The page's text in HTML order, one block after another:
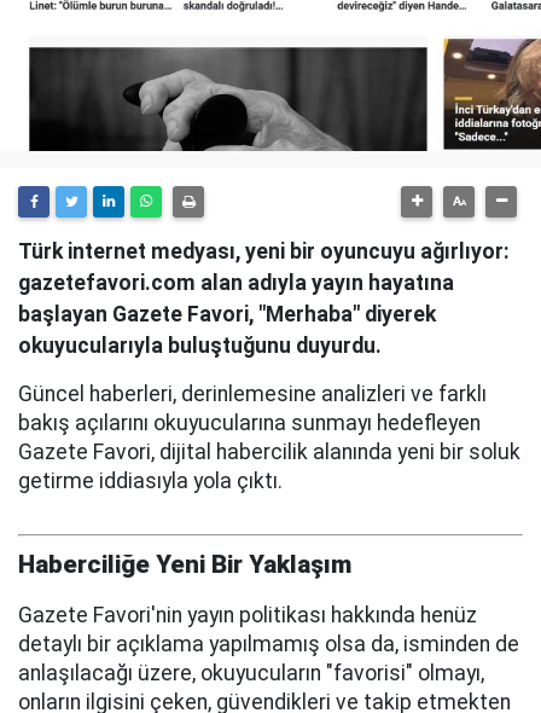
Türk internet medyası, yeni bir oyuncuyu ağırlıyor:
gazetefavori.com alan adıyla yayın hayatına
başlayan Gazete Favori, "Merhaba" diyerek
okuyucularıyla buluştuğunu duyurdu.
Güncel haberleri, derinlemesine analizleri ve farklı
bakış açılarını okuyucularına sunmayı hedefleyen
Gazete Favori, dijital habercilik alanında yeni bir soluk
getirme iddiasıyla yola çıktı.
Haberciliğe Yeni Bir Yaklaşım
Gazete Favori'nin yayın politikası hakkında henüz
detaylı bir açıklama yapılmamış olsa da, isminden de
anlaşılacağı üzere, okuyucuların "favorisi" olmayı,
onların ilgisini çeken, güvendikleri ve takip etmekten